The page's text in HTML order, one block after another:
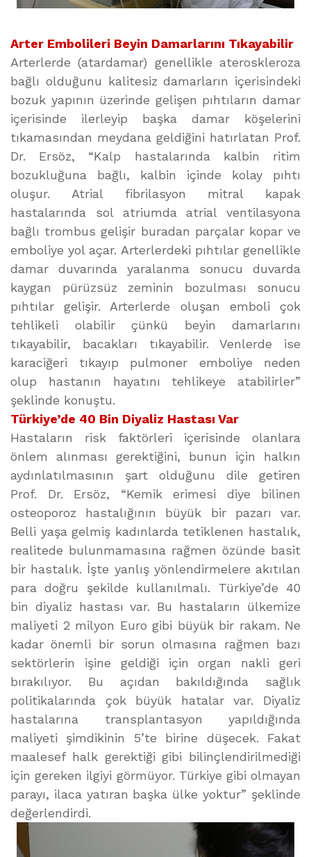
Arter Embolileri Beyin Damarlarını Tıkayabilir
Arterlerde (atardamar) genellikle ateroskleroza
bağlı olduğunu kalitesiz damarların içerisindeki
bozuk yapının üzerinde gelişen pıhtıların damar
içerisinde ilerleyip başka damar köşelerini
tıkamasından meydana geldiğini hatırlatan Prof.
Dr. Ersöz, “Kalp hastalarında kalbin ritim
bozukluğuna bağlı, kalbin içinde kolay pıhtı
oluşur. Atrial fibrilasyon mitral kapak
hastalarında sol atriumda atrial ventilasyona
bağlı trombus gelişir buradan parçalar kopar ve
emboliye yol açar. Arterlerdeki pıhtılar genellikle
damar duvarında yaralanma sonucu duvarda
kaygan pürüzsüz zeminin bozulması sonucu
pıhtılar gelişir. Arterlerde oluşan emboli çok
tehlikeli olabilir çünkü beyin damarlarını
tıkayabilir, bacakları tıkayabilir. Venlerde ise
karaciğeri tıkayıp pulmoner emboliye neden
olup hastanın hayatını tehlikeye atabilirler”
şeklinde konuştu.
Türkiye’de 40 Bin Diyaliz Hastası Var
Hastaların risk faktörleri içerisinde olanlara
önlem alınması gerektiğini, bunun için halkın
aydınlatılmasının şart olduğunu dile getiren
Prof. Dr. Ersöz, “Kemik erimesi diye bilinen
osteoporoz hastalığının büyük bir pazarı var.
Belli yaşa gelmiş kadınlarda tetiklenen hastalık,
realitede bulunmamasına rağmen özünde basit
bir hastalık. İşte yanlış yönlendirmelere akıtılan
para doğru şekilde kullanılmalı. Türkiye’de 40
bin diyaliz hastası var. Bu hastaların ülkemize
maliyeti 2 milyon Euro gibi büyük bir rakam. Ne
kadar önemli bir sorun olmasına rağmen bazı
sektörlerin işine geldiği için organ nakli geri
bırakılıyor. Bu açıdan bakıldığında sağlık
politikalarında çok büyük hatalar var. Diyaliz
hastalarına transplantasyon yapıldığında
maliyeti şimdikinin 5’te birine düşecek. Fakat
maalesef halk gerektiği gibi bilinçlendirilmediği
için gereken ilgiyi görmüyor. Türkiye gibi olmayan
parayı, ilaca yatıran başka ülke yoktur” şeklinde
değerlendirdi.